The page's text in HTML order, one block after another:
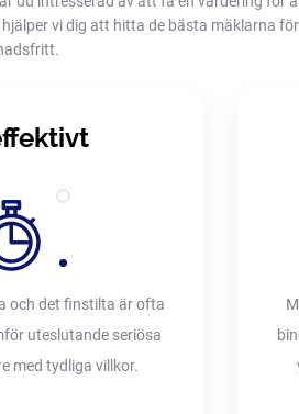
vi dig att hitta de bästa mäklarna
och det finstilta är ofta
uteslutande seriösa
med tydliga villkor.